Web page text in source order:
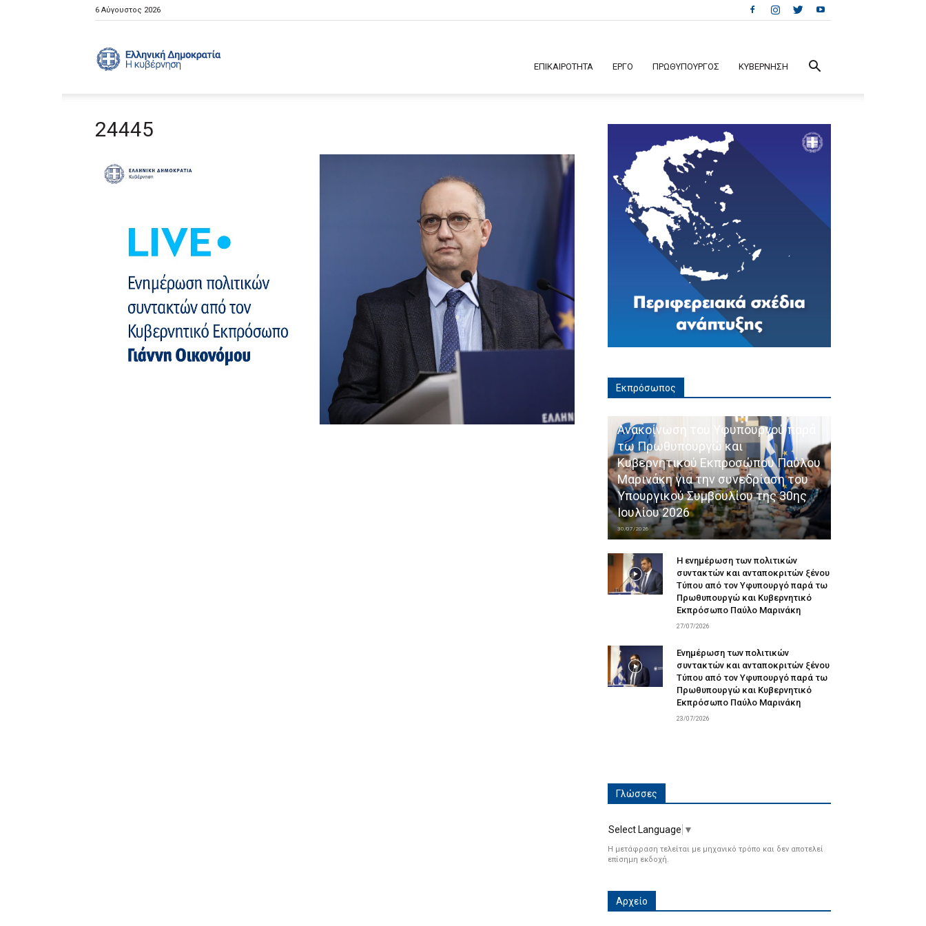
6 Αύγουστος 2026
ΕΠΙΚΑΙΡΟΤΗΤΑ ΕΡΓΟ ΠΡΩΘΥΠΟΥΡΓΟΣ ΚΥΒΕΡΝΗΣΗ
24445
Εκπρόσωπος
Ανακοίνωση του Υφυπουργού παρά
τω Πρωθυπουργώ και
Κυβερνητικού Εκπροσώπου Παύλου
Μαρινάκη για την συνεδρίαση του
Υπουργικού Συμβουλίου της 30ης
Ιουλίου 2026
30/07/2026
Η ενημέρωση των πολιτικών
συντακτών και ανταποκριτών ξένου
Τύπου από τον Υφυπουργό παρά τω
Πρωθυπουργώ και Κυβερνητικό
Εκπρόσωπο Παύλο Μαρινάκη
27/07/2026
Ενημέρωση των πολιτικών
συντακτών και ανταποκριτών ξένου
Τύπου από τον Υφυπουργό παρά τω
Πρωθυπουργώ και Κυβερνητικό
Εκπρόσωπο Παύλο Μαρινάκη
23/07/2026
Γλώσσες
Select Language ▼
Η μετάφραση τελείται με μηχανικό τρόπο και δεν αποτελεί
επίσημη εκδοχή.
Αρχείο